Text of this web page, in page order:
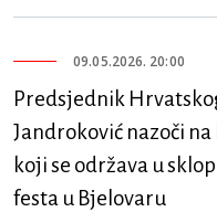
09.05.2026. 20:00
Predsjednik
Jandroković nazoči
koji se održava u
festa u Bjelovaru